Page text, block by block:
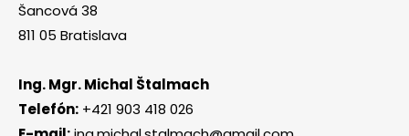
Šancová 38
811 05 Bratislava
Ing. Mgr. Michal Štalmach
Telefón: +421 903 418 026